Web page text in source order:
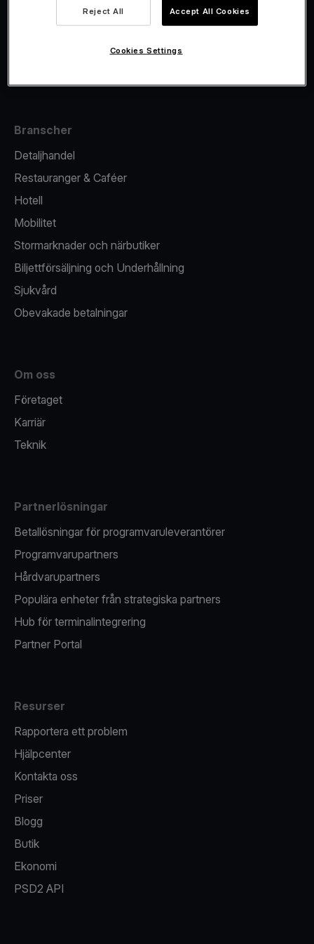
Fiskalisering
Branscher
Detaljhandel
Restauranger & Caféer
Hotell
Mobilitet
Stormarknader och närbutiker
Biljettförsäljning och Underhållning
Sjukvård
Obevakade betalningar
Om oss
Företaget
Karriär
Teknik
Partnerlösningar
Betallösningar för programvaruleverantörer
Programvarupartners
Hårdvarupartners
Populära enheter från strategiska partners
Hub för terminalintegrering
Partner Portal
Resurser
Rapportera ett problem
Hjälpcenter
Kontakta oss
Priser
Blogg
Butik
Ekonomi
PSD2 API
Reject All Accept All Cookies
Cookies Settings